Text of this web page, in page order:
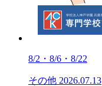
8/2・8/6・8/22
その他 2026.07.13